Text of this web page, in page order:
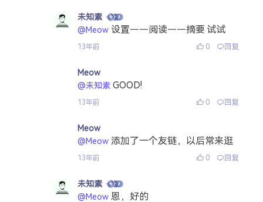
未知素
@Meow 设置——阅读——摘要 试试
13年前 0 回复
Meow
@未知素 GOOD!
13年前 0 回复
Meow
@Meow 添加了一个友链，以后常来逛
13年前 0 回复
未知素
@Meow 恩，好的